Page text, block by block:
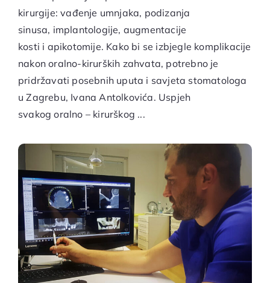
kirurgije: vađenje umnjaka, podizanja
sinusa, implantologije, augmentacije
kosti i apikotomije. Kako bi se izbjegle komplikacije
nakon oralno-kirurških zahvata, potrebno je
pridržavati posebnih uputa i savjeta stomatologa
u Zagrebu, Ivana Antolkovića. Uspjeh
svakog oralno – kirurškog ...